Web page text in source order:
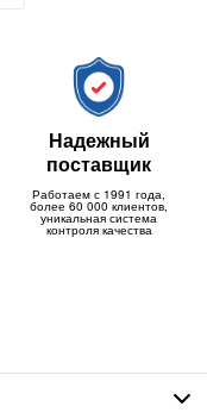
Надежный
поставщик
Работаем с 1991 года,
более 60 000 клиентов,
уникальная система
контроля качества